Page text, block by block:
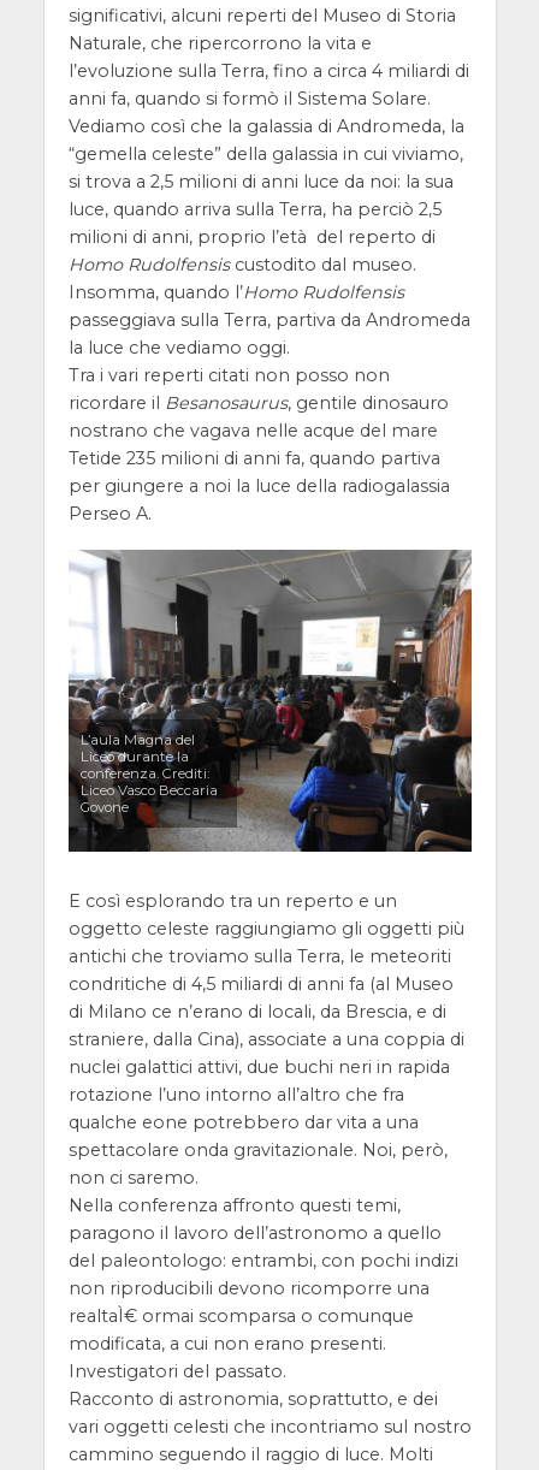
significativi, alcuni reperti del Museo di Storia
Naturale, che ripercorrono la vita e
l’evoluzione sulla Terra, fino a circa 4 miliardi di
anni fa, quando si formò il Sistema Solare.
Vediamo così che la galassia di Andromeda, la
“gemella celeste” della galassia in cui viviamo,
si trova a 2,5 milioni di anni luce da noi: la sua
luce, quando arriva sulla Terra, ha perciò 2,5
milioni di anni, proprio l’età del reperto di
Homo Rudolfensiscustodito dal museo.
Insomma, quando l’Homo Rudolfensis
passeggiava sulla Terra, partiva da Andromeda
la luce che vediamo oggi.
Tra i vari reperti citati non posso non
ricordare il Besanosaurus, gentile dinosauro
nostrano che vagava nelle acque del mare
Tetide 235 milioni di anni fa, quando partiva
per giungere a noi la luce della radiogalassia
Perseo A.
L’aula Magna del
Liceo durante la
conferenza. Crediti:
Liceo Vasco Beccaria
Govone
E così esplorando tra un reperto e un
oggetto celeste raggiungiamo gli oggetti più
antichi che troviamo sulla Terra, le meteoriti
condritiche di 4,5 miliardi di anni fa (al Museo
di Milano ce n’erano di locali, da Brescia, e di
straniere, dalla Cina), associate a una coppia di
nuclei galattici attivi, due buchi neri in rapida
rotazione l’uno intorno all’altro che fra
qualche eone potrebbero dar vita a una
spettacolare onda gravitazionale. Noi, però,
non ci saremo.
Nella conferenza affronto questi temi,
paragono il lavoro dell’astronomo a quello
del paleontologo: entrambi, con pochi indizi
non riproducibili devono ricomporre una
realtaÌ€ ormai scomparsa o comunque
modificata, a cui non erano presenti.
Investigatori del passato.
Racconto di astronomia, soprattutto, e dei
vari oggetti celesti che incontriamo sul nostro
cammino seguendo il raggio di luce. Molti